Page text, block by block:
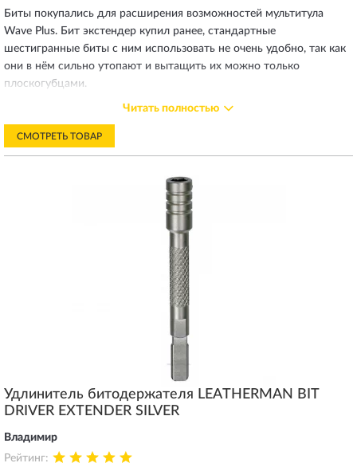
Биты покупались для расширения возможностей мультитула
Wave Plus. Бит экстендер купил ранее, стандартные
шестигранные биты с ним использовать не очень удобно, так как
они в нём сильно утопают и вытащить их можно только
плоскогубцами.
Оператор перезвонил практически сразу же, заказ дошёл за
товарным чеком, а внутри в отдельный пластик. Сделаны из
инструментальной стали, покрыты чёрной краской. Насколько
этом не выпадают. В бит экстендер встают хорошо, спокойно
вынимаются руками. Покупкой доволен.
Читать полностью
СМОТРЕТЬ ТОВАР
Удлинитель битодержателя LEATHERMAN BIT
DRIVER EXTENDER SILVER
Владимир
Рейтинг: